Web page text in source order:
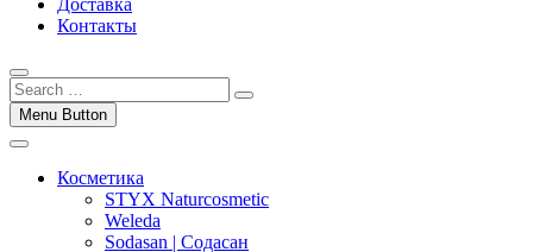
Доставка
Контакты
Menu Button
Косметика
STYX Naturcosmetic
Weleda
Sodasan | Содасан